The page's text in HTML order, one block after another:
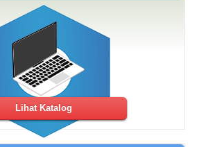
Lihat Katalog